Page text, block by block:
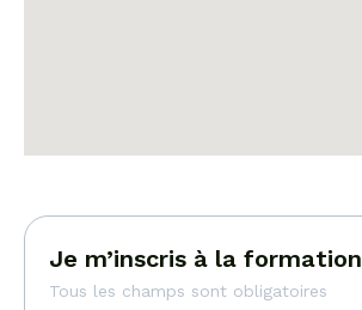
Je m’inscris à la formation
Tous les champs sont obligatoires